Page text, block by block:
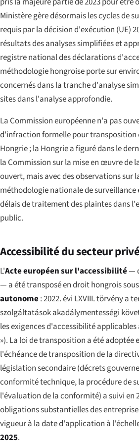
Ministère gère désormais les cycles de
requis par la décision d'exécution (UE)
résultats des analyses simplifiées et
registre national des déclarations
méthodologie hongroise porte sur
concernés dans la tranche d'analyse
sites dans l'analyse approfondie.
La Commission européenne n'a pas
d'infraction formelle pour transposition
Hongrie ; la Hongrie a figuré dans le
la Commission sur la mise en œuvre de
ouvert, mais avec des observations sur
méthodologie nationale de surveillance
délais de traitement des plaintes dans
public.
Accessibilité du secteur
L'Acte européen sur l'accessibilité—
— a été transposé en droit hongrois
autonome:2022. évi LXVIII. törvény a
szolgáltatások akadálymentességi
les exigences d'accessibilité
»). La loi de transposition a été adoptée
l'échéance de transposition de la
législation secondaire (décrets
conformité technique, la procédure de
l'évaluation de la conformité) a suivi en
obligations substantielles des
vigueur à la date d'application à
2025.